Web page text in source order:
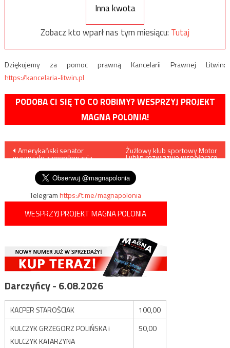
Inna kwota
Zobacz kto wparł nas tym miesiącu: Tutaj
Dziękujemy za pomoc prawną Kancelarii Prawnej Litwin:
https://kancelaria-litwin.pl
PODOBA CI SIĘ TO CO ROBIMY? WESPRZYJ PROJEKT
MAGNA POLONIA!
Nawigacja
wpisu
Amerykański senator
wzywa do zamordowania
Żużlowy klub sportowy Motor
Lublin rozwiązuje współpracę
Telegramhttps://t.me/magnapolonia
WESPRZYJ PROJEKT MAGNA POLONIA
Darczyńcy - 6.08.2026
KACPER STAROŚCIAK
100,00
KULCZYK GRZEGORZ POLIŃSKA i
KULCZYK KATARZYNA
50,00